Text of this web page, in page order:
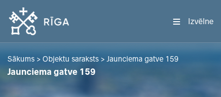
Izvēlne
Sākums > Objektu saraksts > Jaunciema gatve 159
Jaunciema gatve 159